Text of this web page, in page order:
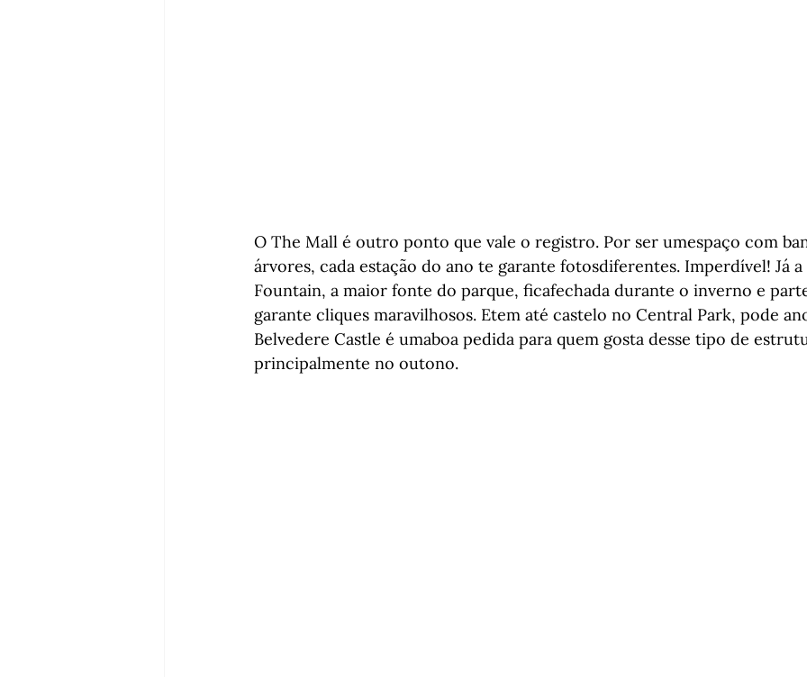
O The Mall é outro ponto que vale o registro. Por ser umespaço com
árvores, cada estação do ano te garante fotosdiferentes. Imperdível! Já
Fountain, a maior fonte do parque, ficafechada durante o inverno e
garante cliques maravilhosos. Etem até castelo no Central Park, pode
Belvedere Castle é umaboa pedida para quem gosta desse tipo de
principalmente no outono.